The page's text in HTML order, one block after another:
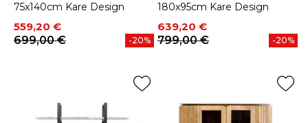
75x140cm Kare Design
Prix
559,20 €
Prix de base
699,00 €
-20%
180x95cm Kare Design
Prix
639,20 €
Prix de base
799,00 €
-20%